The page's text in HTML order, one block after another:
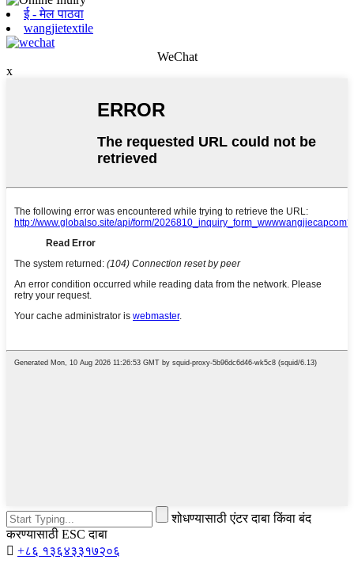
ई - मेल पाठवा
wangjietextile
WeChat
x
शोधण्यासाठी एंटर दाबा किंवा बंद
करण्यासाठी ESC दाबा
 +८६ १३६४३३१७२०६